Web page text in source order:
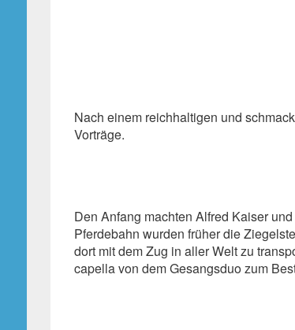
Nach einem reichhaltigen und
Vorträge.
Den Anfang machten Alfred Kaiser
Pferdebahn wurden früher die
dort mit dem Zug in aller Welt zu
capella von dem Gesangsduo zum